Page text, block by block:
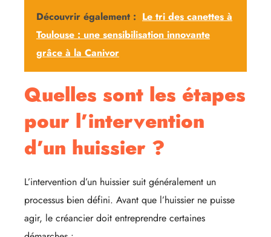
Découvrir également : Le tri des canettes à
Toulouse : une sensibilisation innovante
grâce à la Canivor
Quelles sont les étapes
pour l’intervention
d’un huissier ?
L’intervention d’un huissier suit généralement un
processus bien défini. Avant que l’huissier ne puisse
agir, le créancier doit entreprendre certaines